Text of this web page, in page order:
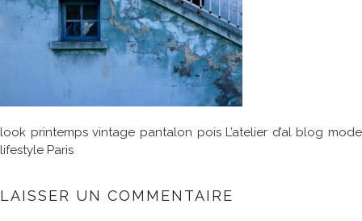
look printemps vintage pantalon pois L’atelier d’al blog mode
lifestyle Paris
LAISSER UN COMMENTAIRE